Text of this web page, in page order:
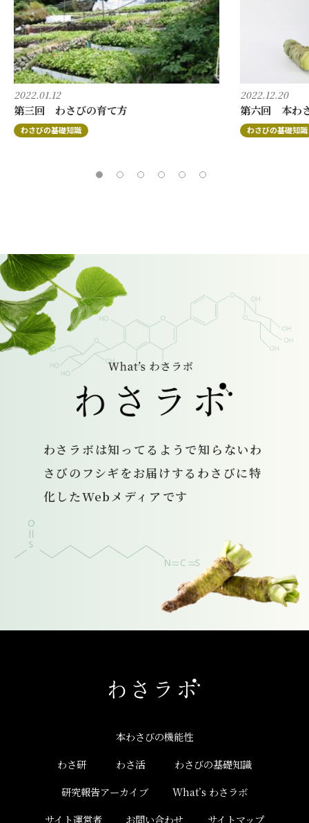
2022.01.12
第三回 わさびの育て方
わさびの基礎知識
2022.12.20
第六回 本わ
わさびの基礎知識
わさラボは知ってるようで知らないわ
さびのフシギをお届けする わさびに特
化したWebメディアです
本わさびの機能性
わさ研
わさ活
わさびの基礎知識
研究報告アーカイブ
What’s わさラボ
サイト運営者
お問い合わせ サイトマップ